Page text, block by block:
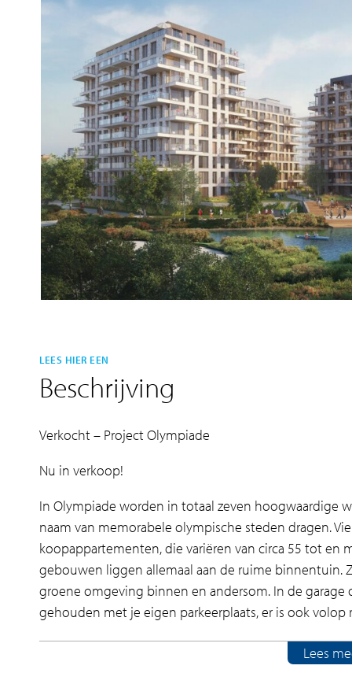
LEES HIER EEN
Beschrijving
Verkocht – Project Olympiade
Nu in verkoop!
In Olympiade worden in totaal zeven hoogwaardige
naam van memorabele olympische steden dragen.
koopappartementen, die variëren van circa 55 tot en
gebouwen liggen allemaal aan de ruime binnentuin.
groene omgeving binnen en andersom. In de
gehouden met je eigen parkeerplaats, er is ook
Unwind & rewind!
Lees